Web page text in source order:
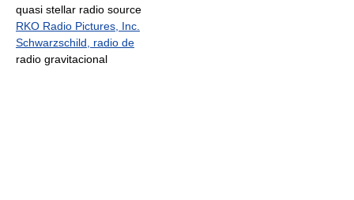
quasi stellar radio source
RKO Radio Pictures, Inc.
Schwarzschild, radio de
radio gravitacional